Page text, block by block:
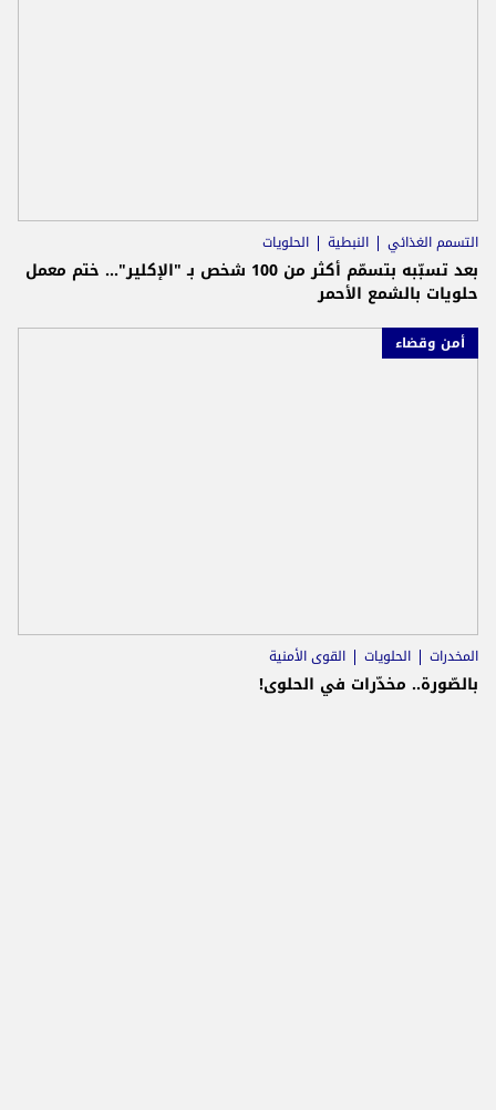
التسمم الغذائي النبطية الحلويات
بعد تسبّبه بتسمّم أكثر من 100 شخص بـ "الإكلير"... ختم معمل
حلويات بالشمع الأحمر
أمن وقضاء
المخدرات الحلويات القوى الأمنية
بالصّورة.. مخدّرات في الحلوى!